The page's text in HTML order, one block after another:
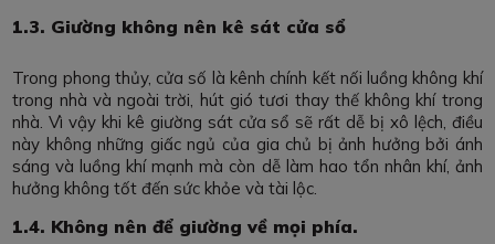
1.3. Giường không nên kê sát cửa sổ
Trong phong thủy, cửa số là kênh chính kết nối luồng không khí
trong nhà và ngoài trời, hút gió tươi thay thế không khí trong
nhà. Vì vậy khi kê giường sát cửa sổ sẽ rất dễ bị xô lệch, điều
này không những giấc ngủ của gia chủ bị ảnh hưởng bởi ánh
sáng và luồng khí mạnh mà còn dễ làm hao tổn nhân khí, ảnh
hưởng không tốt đến sức khỏe và tài lộc.
1.4. Không nên để giường về mọi phía.